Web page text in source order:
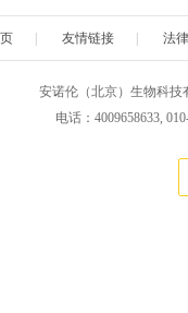
友情链接 法
安诺伦（北京）生物科技
电话：4009658633,